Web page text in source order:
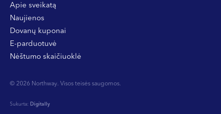
Apie sveikatą
Naujienos
Dovanų kuponai
E-parduotuvė
Nėštumo skaičiuoklė
© 2026 Northway. Visos teisės saugomos.
Sukurta: Digitally